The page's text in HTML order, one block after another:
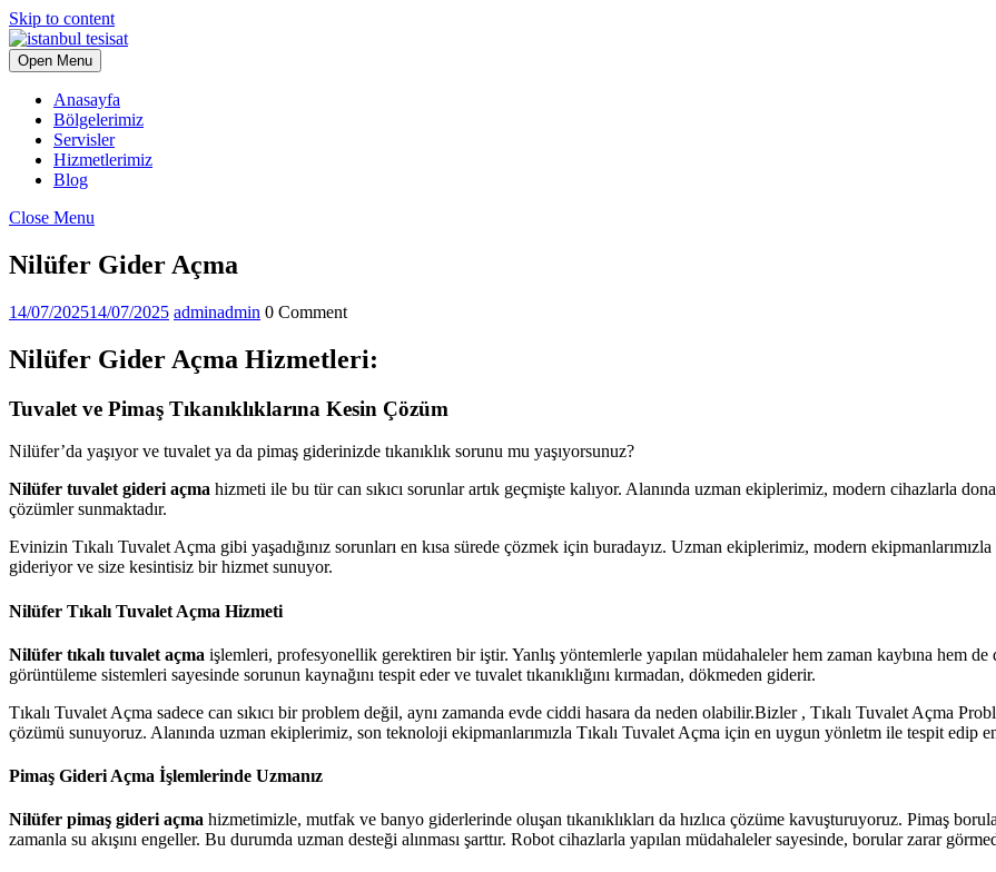
Skip to content
Open Menu
Anasayfa
Bölgelerimiz
Servisler
Hizmetlerimiz
Blog
Close Menu
Nilüfer Gider Açma
14/07/202514/07/2025 adminadmin 0 Comment
Nilüfer Gider Açma Hizmetleri:
Tuvalet ve Pimaş Tıkanıklıklarına Kesin Çözüm
Nilüfer’da yaşıyor ve tuvalet ya da pimaş giderinizde tıkanıklık sorunu mu yaşıyorsunuz?
Nilüfer tuvalet gideri açma hizmeti ile bu tür can sıkıcı sorunlar artık geçmişte kalıyor. Alanında uzman ekiplerimiz, modern cihazlarla
çözümler sunmaktadır.
Evinizin Tıkalı Tuvalet Açma gibi yaşadığınız sorunları en kısa sürede çözmek için buradayız. Uzman ekiplerimiz, modern
gideriyor ve size kesintisiz bir hizmet sunuyor.
Nilüfer Tıkalı Tuvalet Açma Hizmeti
Nilüfer tıkalı tuvalet açma işlemleri, profesyonellik gerektiren bir iştir. Yanlış yöntemlerle yapılan müdahaleler hem zaman kaybına hem
görüntüleme sistemleri sayesinde sorunun kaynağını tespit eder ve tuvalet tıkanıklığını kırmadan, dökmeden giderir.
Tıkalı Tuvalet Açma sadece can sıkıcı bir problem değil, aynı zamanda evde ciddi hasara da neden olabilir.Bizler , Tıkalı Tuvalet Açma
çözümü sunuyoruz. Alanında uzman ekiplerimiz, son teknoloji ekipmanlarımızla Tıkalı Tuvalet Açma için en uygun yönletm ile tespit edip en
Pimaş Gideri Açma İşlemlerinde Uzmanız
Nilüfer pimaş gideri açma hizmetimizle, mutfak ve banyo giderlerinde oluşan tıkanıklıkları da hızlıca çözüme kavuşturuyoruz. Pimaş
zamanla su akışını engeller. Bu durumda uzman desteği alınması şarttır. Robot cihazlarla yapılan müdahaleler sayesinde, borular zarar